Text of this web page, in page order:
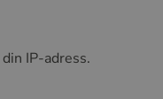
IP-adress.